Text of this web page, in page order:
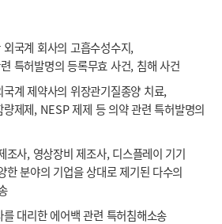
국계 회사의 고흡수성수지,
특허발명의 등록무효 사건, 침해 사건
계 제약사의 위장관기질종양 치료,
제제, NESP 제제 등 의약 관련 특허발명의
조사, 영상장비 제조사, 디스플레이 기기
한 분야의 기업을 상대로 제기된 다수의
대리한 에어백 관련 특허침해소송